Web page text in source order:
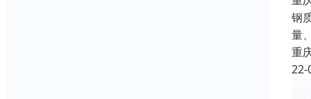
钢
量
重
22-